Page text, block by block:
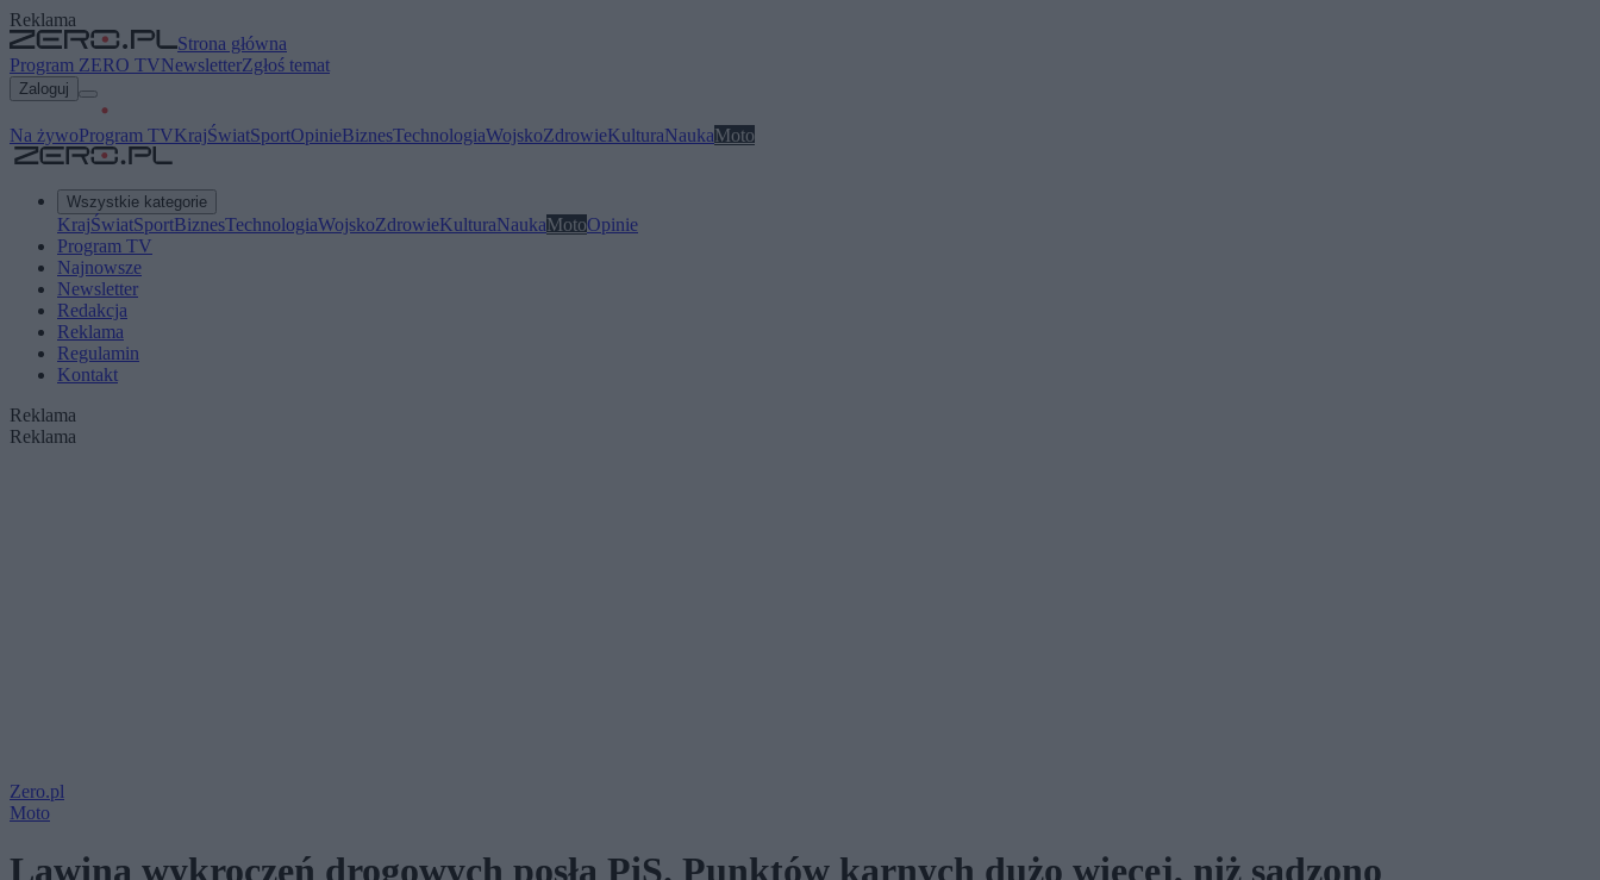
Reklama
Strona główna
Program ZERO TVNewsletterZgłoś temat
Zaloguj
Na żywoProgram TVKrajŚwiatSportOpinieBiznesTechnologiaWojskoZdrowieKulturaNaukaMoto
Wszystkie kategorie
KrajŚwiatSportBiznesTechnologiaWojskoZdrowieKulturaNaukaMotoOpinie
Program TV
Najnowsze
Newsletter
Redakcja
Reklama
Regulamin
Kontakt
Reklama
Reklama
Zero.pl
Moto
Lawina wykroczeń drogowych posła PiS. Punktów karnych dużo więcej, niż sądzono